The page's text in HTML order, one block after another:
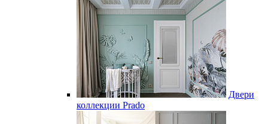
Двери
коллекции Prado